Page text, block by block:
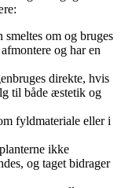
smeltes om og bruges
og har en
direkte, hvis
til både æstetik og
fyldmateriale eller i
ikke
og taget bidrager